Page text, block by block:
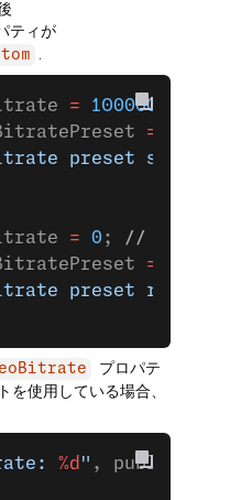
ティが
.
= 1000000
==
preset set to
= 0 ;
// Reset
==
preset reset to
プロパテ
を使用している場合、
%d " ,